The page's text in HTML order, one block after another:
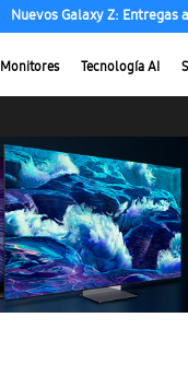
Nuevos Galaxy Z: Entregas
Monitores Tecnología AI